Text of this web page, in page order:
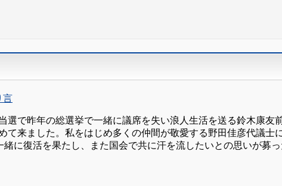
言
で昨年の総選挙で一緒に議席を失い浪人生活を送る鈴木康友
来ました。私をはじめ多くの仲間が敬愛する野田佳彦代議士
に復活を果たし、また国会で共に汗を流したいとの思いが募